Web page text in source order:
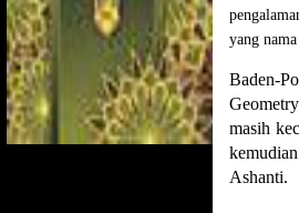
yang
Baden-
masih
Ashanti.